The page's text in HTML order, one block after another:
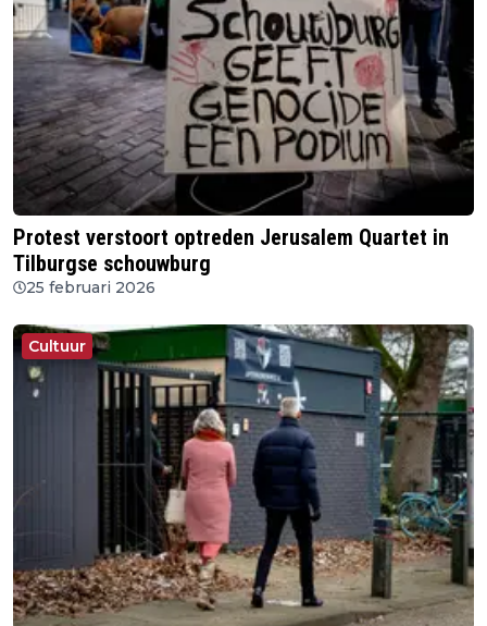
Protest verstoort optreden Jerusalem Quartet in
Tilburgse schouwburg
25 februari 2026
Cultuur